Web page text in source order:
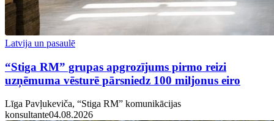
Latvija un pasaulē
“Stiga RM” grupas apgrozījums pirmo reizi
uzņēmuma vēsturē pārsniedz 100 miljonus eiro
Līga Pavļukeviča, “Stiga RM” komunikācijas
konsultante04.08.2026